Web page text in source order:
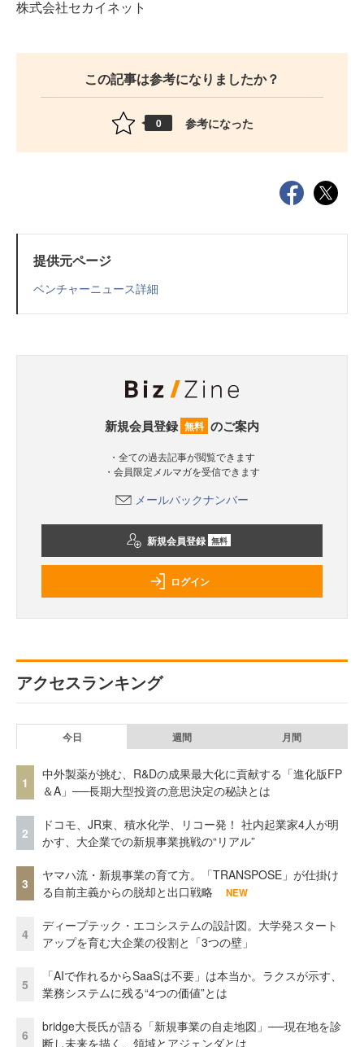
株式会社セカイネット
この記事は参考になりましたか？
0 参考になった
提供元ページ
ベンチャーニュース詳細
新規会員登録 無料 のご案内
・全ての過去記事が閲覧できます
・会員限定メルマガを受信できます
メールバックナンバー
新規会員登録 無料
ログイン
アクセスランキング
今日 週間 月間
1
中外製薬が挑む、R&Dの成果最大化に貢献する「進化版FP
＆A」──長期大型投資の意思決定の秘訣とは
2
ドコモ、JR東、積水化学、リコー発！ 社内起業家4人が明
かす、大企業での新規事業挑戦の“リアル”
3
ヤマハ流・新規事業の育て方。「TRANSPOSE」が仕掛け
る自前主義からの脱却と出口戦略
NEW
4
ディープテック・エコシステムの設計図。大学発スタート
アップを育む大企業の役割と「3つの壁」
5
「AIで作れるからSaaSは不要」は本当か。ラクスが示す、
業務システムに残る“4つの価値”とは
6
bridge大長氏が語る「新規事業の自走地図」──現在地を診
断し未来を描く、領域とアジェンダとは